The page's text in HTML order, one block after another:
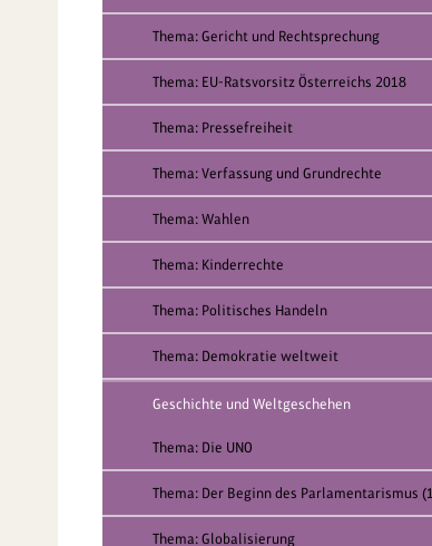
Thema: Gericht und Rechtsprechung
Thema: EU-Ratsvorsitz Österreichs 2018
Thema: Pressefreiheit
Thema: Verfassung und Grundrechte
Thema: Wahlen
Thema: Kinderrechte
Thema: Politisches Handeln
Thema: Demokratie weltweit
Geschichte und Weltgeschehen
Thema: Die UNO
Thema: Der Beginn des Parlamentarismus
Thema: Globalisierung